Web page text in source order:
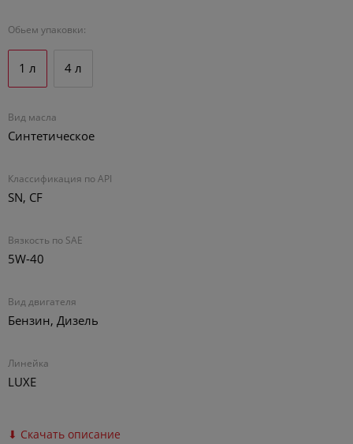
Обьем упаковки:
1 л
1 л 4 л
4 л
Вид масла
Синтетическое
Классификация по API
SN, CF
Вязкость по SAE
5W-40
Вид двигателя
Бензин, Дизель
Линейка
LUXE
⬇ Скачать описание